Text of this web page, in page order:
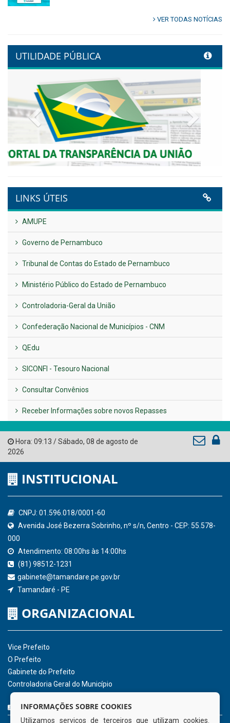
alinhamento estratégico do
Conecta+ Tamandaré.
NOTA DE PESAR E LUTO OFICIAL
Publicado em: 9 de junho de 2026
Plano Diretor – 2026
Publicado em: 14 de maio de 2026
VER TODAS NOTÍCIAS
UTILIDADE PÚBLICA
Previous
LINKS ÚTEIS
AMUPE
Governo de Pernambuco
Tribunal de Contas do Estado de Pernambuco
Ministério Público do Estado de Pernambuco
Controladoria-Geral da União
Confederação Nacional de Municípios - CNM
QEdu
Consultar Convênios
Receber Informações sobre novos Repasses
Hora:09:13/ Sábado, 08 de agosto de
2026
INSTITUCIONAL
CNPJ: 01.596.018/0001-60
000
Atendimento: 08:00hs às 14:00hs
INFORMAÇÕES SOBRE COOKIES
Utilizamos serviços de terceiros que utilizam cookies.